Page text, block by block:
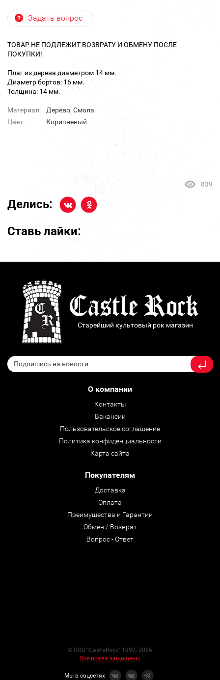
Задать вопрос
ТОВАР НЕ ПОДЛЕЖИТ ВОЗВРАТУ И ОБМЕНУ ПОСЛЕ
ПОКУПКИ!
Плаг из дерева диаметром 14 мм.
Диаметр бортов: 16 мм.
Толщина: 14 мм.
Материал:
Дерево, Смола
Цвет:
Коричневый
839
Делись:
Ставь лайки:
Старейший культовый рок магазин
О компании
Контакты
Вакансии
Пользовательское соглашение
Политика конфиденциальности
Карта сайта
Покупателям
Доставка
Оплата
Преимущества и Гарантии
Обмен / Возврат
Вопрос - Ответ
© ООО "CastleRock" 1992- 2026
Все права защищены
Мы в соцсетях